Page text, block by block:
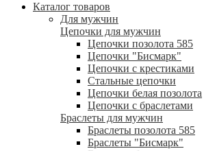
Каталог товаров
Для мужчин
Цепочки для мужчин
Цепочки позолота 585
Цепочки "Бисмарк"
Цепочки с крестиками
Стальные цепочки
Цепочки белая позолота
Цепочки с браслетами
Браслеты для мужчин
Браслеты позолота 585
Браслеты "Бисмарк"